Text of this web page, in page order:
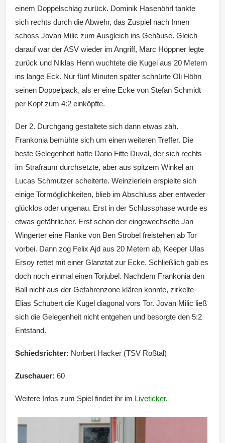
einem Doppelschlag zurück. Dominik Hasenöhrl tankte
sich rechts durch die Abwehr, das Zuspiel nach Innen
schoss Jovan Milic zum Ausgleich ins Gehäuse. Gleich
darauf war der ASV wieder im Angriff, Marc Höppner legte
zurück und Niklas Henn wuchtete die Kugel aus 20 Metern
ins lange Eck. Nur fünf Minuten später schnürte Oli Höhn
seinen Doppelpack, als er eine Ecke von Stefan Schmidt
per Kopf zum 4:2 einköpfte.
Der 2. Durchgang gestaltete sich dann etwas zäh.
Frankonia bemühte sich um einen weiteren Treffer. Die
beste Gelegenheit hatte Dario Fitte Duval, der sich rechts
im Strafraum durchsetzte, aber aus spitzem Winkel an
Lucas Schmutzer scheiterte. Weinzierlein erspielte sich
einige Tormöglichkeiten, blieb im Abschluss aber entweder
glücklos oder ungenau. Erst in der Schlussphase wurde es
etwas gefährlicher. Erst schon der eingewechselte Jan
Wingerter eine Flanke von Ben Strobel freistehen ab Tor
vorbei. Dann zog Felix Ajd aus 20 Metern ab, Keeper Ulas
Ersoy rettet mit einer Glanztat zur Ecke. Schließlich gab es
doch noch einmal einen Torjubel. Nachdem Frankonia den
Ball nicht aus der Gefahrenzone klären konnte, zirkelte
Elias Schubert die Kugel diagonal vors Tor. Jovan Milic ließ
sich die Gelegenheit nicht entgehen und besorgte den 5:2
Entstand.
Schiedsrichter: Norbert Hacker (TSV Roßtal)
Zuschauer: 60
Weitere Infos zum Spiel findet ihr im Liveticker.